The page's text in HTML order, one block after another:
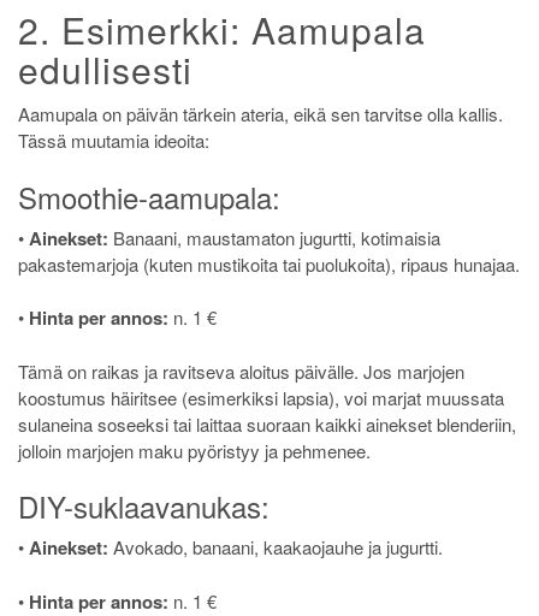
2. Esimerkki: Aamupala
edullisesti
Aamupala on päivän tärkein ateria, eikä sen tarvitse olla kallis.
Tässä muutamia ideoita:
Smoothie-aamupala:
•Ainekset: Banaani, maustamaton jugurtti, kotimaisia
pakastemarjoja (kuten mustikoita tai puolukoita), ripaus hunajaa.
• Hinta per annos: n. 1 €
Tämä on raikas ja ravitseva aloitus päivälle. Jos marjojen
koostumus häiritsee (esimerkiksi lapsia), voi marjat muussata
sulaneina soseeksi tai laittaa suoraan kaikki ainekset blenderiin,
jolloin marjojen maku pyöristyy ja pehmenee.
DIY-suklaavanukas:
•Ainekset: Avokado, banaani, kaakaojauhe ja jugurtti.
• Hinta per annos: n. 1 €